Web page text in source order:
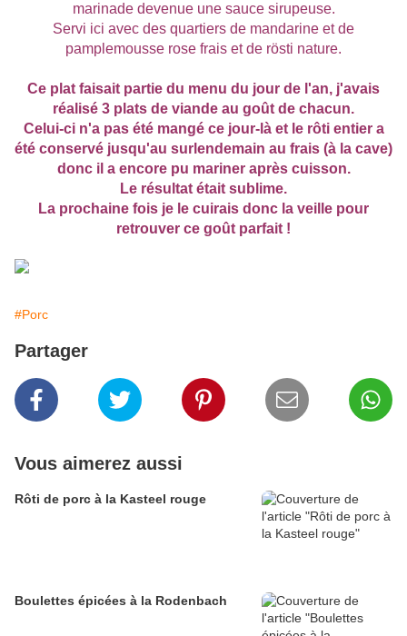
marinade devenue une sauce sirupeuse.
Servi ici avec des quartiers de mandarine et de
pamplemousse rose frais et de rösti nature.
Ce plat faisait partie du menu du jour de l'an, j'avais
réalisé 3 plats de viande au goût de chacun.
Celui-ci n'a pas été mangé ce jour-là et le rôti entier a
été conservé jusqu'au surlendemain au frais (à la cave)
donc il a encore pu mariner après cuisson.
Le résultat était sublime.
La prochaine fois je le cuirais donc la veille pour
retrouver ce goût parfait !
#Porc
Partager
Vous aimerez aussi
Rôti de porc à la Kasteel rouge
Boulettes épicées à la Rodenbach